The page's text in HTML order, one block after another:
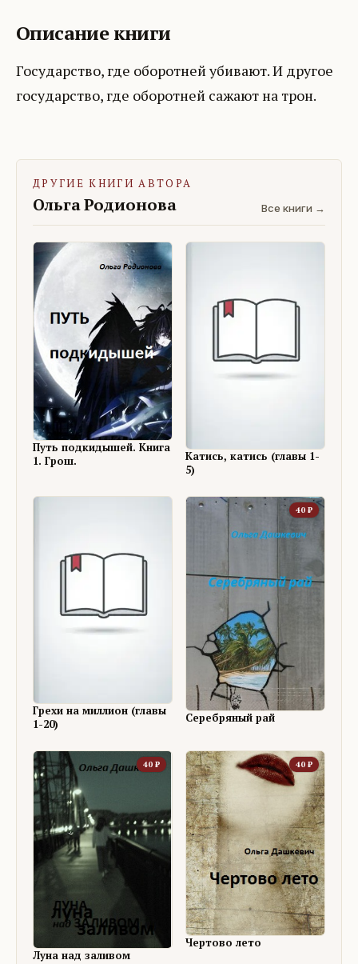
Описание книги
Государство, где оборотней убивают. И другое
государство, где оборотней сажают на трон.
ДРУГИЕ КНИГИ АВТОРА
Ольга Родионова Все книги →
Путь подкидышей. Книга
1. Грош.
Катись, катись (главы 1-
5)
Грехи на миллион (главы
1-20)
40 ₽
Серебряный рай
40 ₽
Луна над заливом
40 ₽
Чертово лето